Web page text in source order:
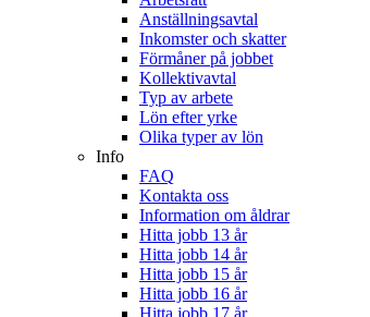
Anställningsavtal
Inkomster och skatter
Förmåner på jobbet
Kollektivavtal
Typ av arbete
Lön efter yrke
Olika typer av lön
Info
FAQ
Kontakta oss
Information om åldrar
Hitta jobb 13 år
Hitta jobb 14 år
Hitta jobb 15 år
Hitta jobb 16 år
Hitta jobb 17 år